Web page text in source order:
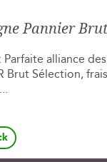
Pannier
alliance
Brut Sélection,